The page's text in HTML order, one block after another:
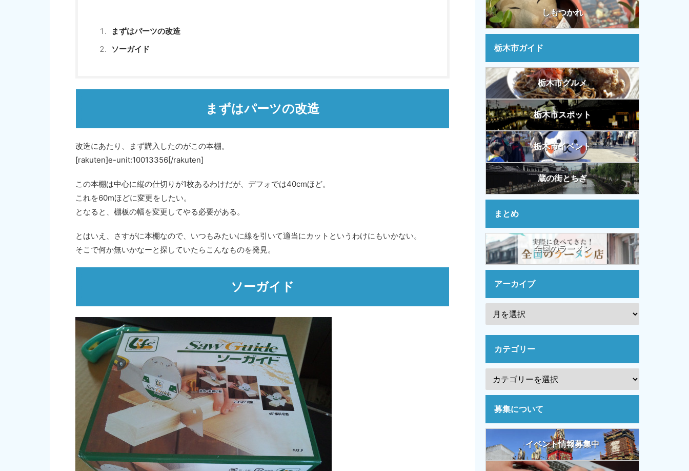
まずはパーツの改造
ソーガイド
まずはパーツの改造
改造にあたり、まず購入したのがこの本棚。
[rakuten]e-unit:10013356[/rakuten]
この本棚は中心に縦の仕切りが1枚あるわけだが、デフォでは40cmほど。
これを60mほどに変更をしたい。
となると、棚板の幅を変更してやる必要がある。
とはいえ、さすがに本棚なので、いつもみたいに線を引いて適当にカットというわけにもいかない。
そこで何か無いかなーと探していたらこんなものを発見。
ソーガイド
しもつかれ
栃木市ガイド
栃木市グルメ
栃木市スポット
栃木市イベント
蔵の街とちぎ
まとめ
全国のラーメン
アーカイブ
カテゴリー
募集について
イベント情報募集中